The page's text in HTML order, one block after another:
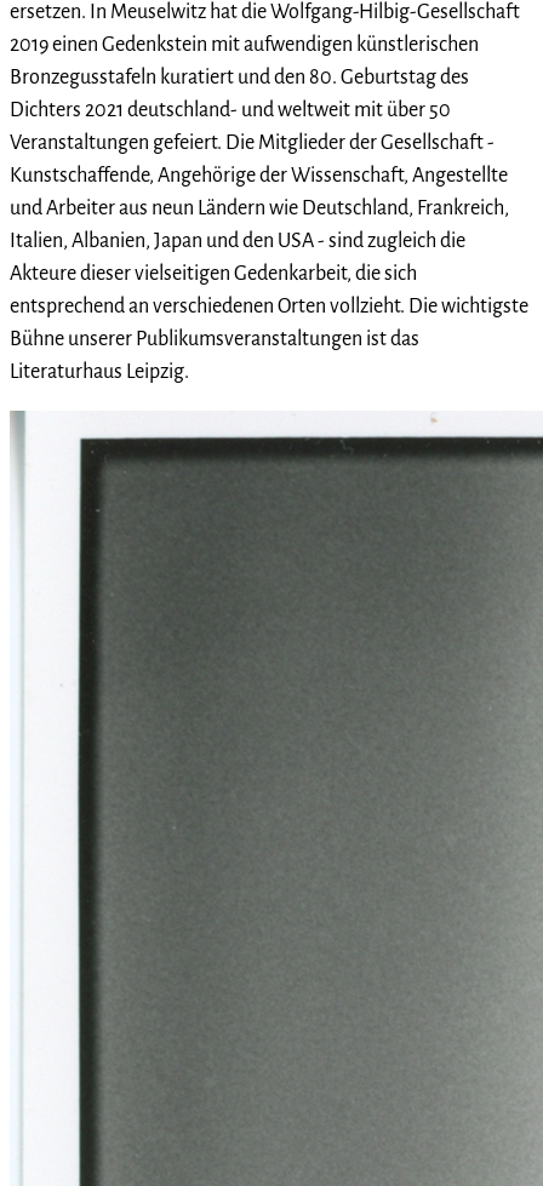
ersetzen. In Meuselwitz hat die Wolfgang-Hilbig-Gesellschaft
2019 einen Gedenkstein mit aufwendigen künstlerischen
Bronzegusstafeln kuratiert und den 80. Geburtstag des
Dichters 2021 deutschland- und weltweit mit über 50
Veranstaltungen gefeiert. Die Mitglieder der Gesellschaft -
Kunstschaffende, Angehörige der Wissenschaft, Angestellte
und Arbeiter aus neun Ländern wie Deutschland, Frankreich,
Italien, Albanien, Japan und den USA - sind zugleich die
Akteure dieser vielseitigen Gedenkarbeit, die sich
entsprechend an verschiedenen Orten vollzieht. Die wichtigste
Bühne unserer Publikumsveranstaltungen ist das
Literaturhaus Leipzig.